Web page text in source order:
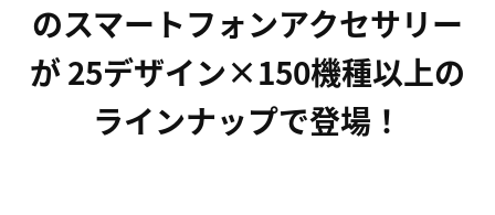
のスマートフォンアクセサリー
が 25デザイン×150機種以上の
ラインナップで登場！